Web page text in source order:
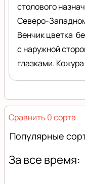
столового
Северо-
Венчик цветка
с наружной
глазками.
Сравнить 0 сорта
Популярные
За все время: